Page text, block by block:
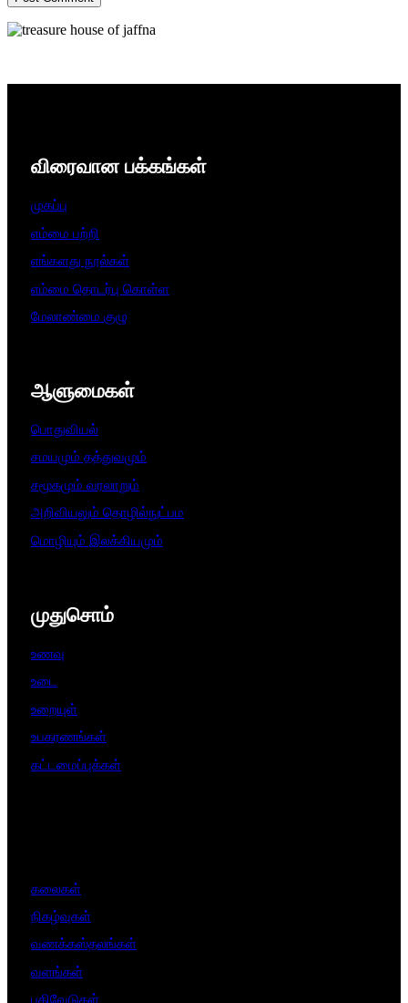
விரைவான பக்கங்கள்
முகப்பு
எம்மை பற்றி
எங்களது நூல்கள்
எம்மை தொடர்பு கொள்ள
மேலாண்மை குழு
ஆளுமைகள்​
பொதுவியல்
சமயமும் தத்துவமும்
சமூகமும் வரலாறும்
அறிவியலும் தொழில்நுட்பம
மொழியும் இலக்கியமும்
முதுசொம்
உணவு
உடை
உறையுள்
உபகரணங்கள்
கட்டமைப்புக்கள்
கலைகள்
நிகழ்வுகள்
வணக்கஸ்தலங்கள்
வளங்கள்
பதிவேடுகள்